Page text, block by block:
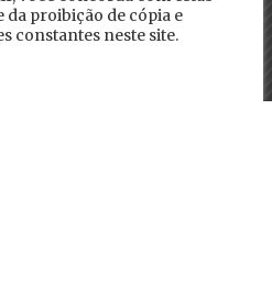
da proibição de cópia e
constantes neste site.